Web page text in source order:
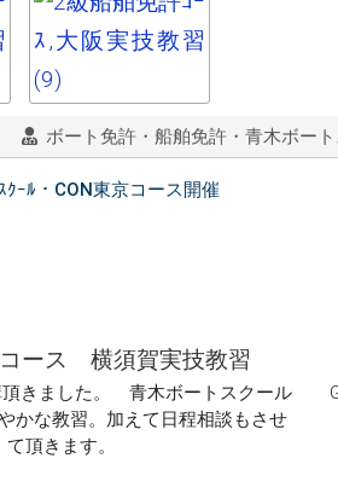
ボート免許・船舶免許・青木ボー
ｰﾙ・CON東京コース開催
ース 横須賀実技教習
頂きました。 青木ボートスクール
かな教習。加えて日程相談もさせ
て頂きます。